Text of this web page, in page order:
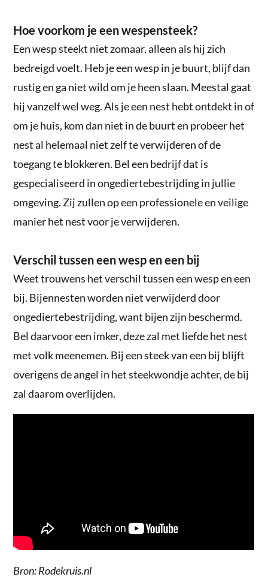
Hoe voorkom je een wespensteek?
Een wesp steekt niet zomaar, alleen als hij zich
bedreigd voelt. Heb je een wesp in je buurt, blijf dan
rustig en ga niet wild om je heen slaan. Meestal gaat
hij vanzelf wel weg. Als je een nest hebt ontdekt in of
om je huis, kom dan niet in de buurt en probeer het
nest al helemaal niet zelf te verwijderen of de
toegang te blokkeren. Bel een bedrijf dat is
gespecialiseerd in ongediertebestrijding in jullie
omgeving. Zij zullen op een professionele en veilige
manier het nest voor je verwijderen.
Verschil tussen een wesp en een bij
Weet trouwens het verschil tussen een wesp en een
bij. Bijennesten worden niet verwijderd door
ongediertebestrijding, want bijen zijn beschermd.
Bel daarvoor een imker, deze zal met liefde het nest
met volk meenemen. Bij een steek van een bij blijft
overigens de angel in het steekwondje achter, de bij
zal daarom overlijden.
Bron: Rodekruis.nl